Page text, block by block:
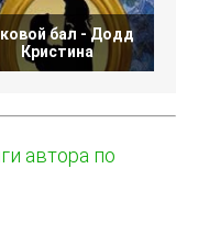
бал - Додд
Кристина
автора по